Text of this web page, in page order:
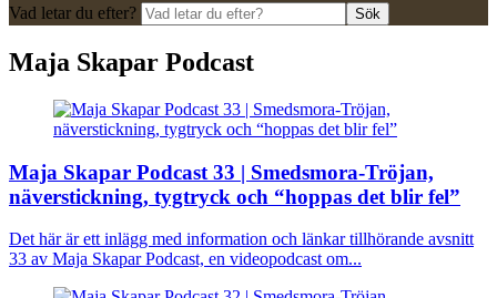
Vad letar du efter? Sök
Maja Skapar Podcast
Maja Skapar Podcast 33 | Smedsmora-Tröjan,
näverstickning, tygtryck och “hoppas det blir fel”
Det här är ett inlägg med information och länkar tillhörande avsnitt
33 av Maja Skapar Podcast, en videopodcast om...